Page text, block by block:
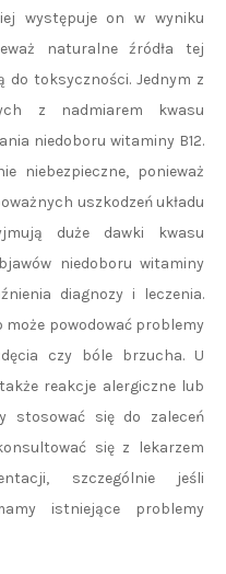
występuje on w wyniku
naturalne źródła tej
do toksyczności. Jednym z
z nadmiarem kwasu
niedoboru witaminy B12.
niebezpieczne, ponieważ
uszkodzeń układu
duże dawki kwasu
niedoboru witaminy
diagnozy i leczenia.
powodować problemy
czy bóle brzucha. U
reakcje alergiczne lub
stosować się do zaleceń
się z lekarzem
szczególnie jeśli
istniejące problemy